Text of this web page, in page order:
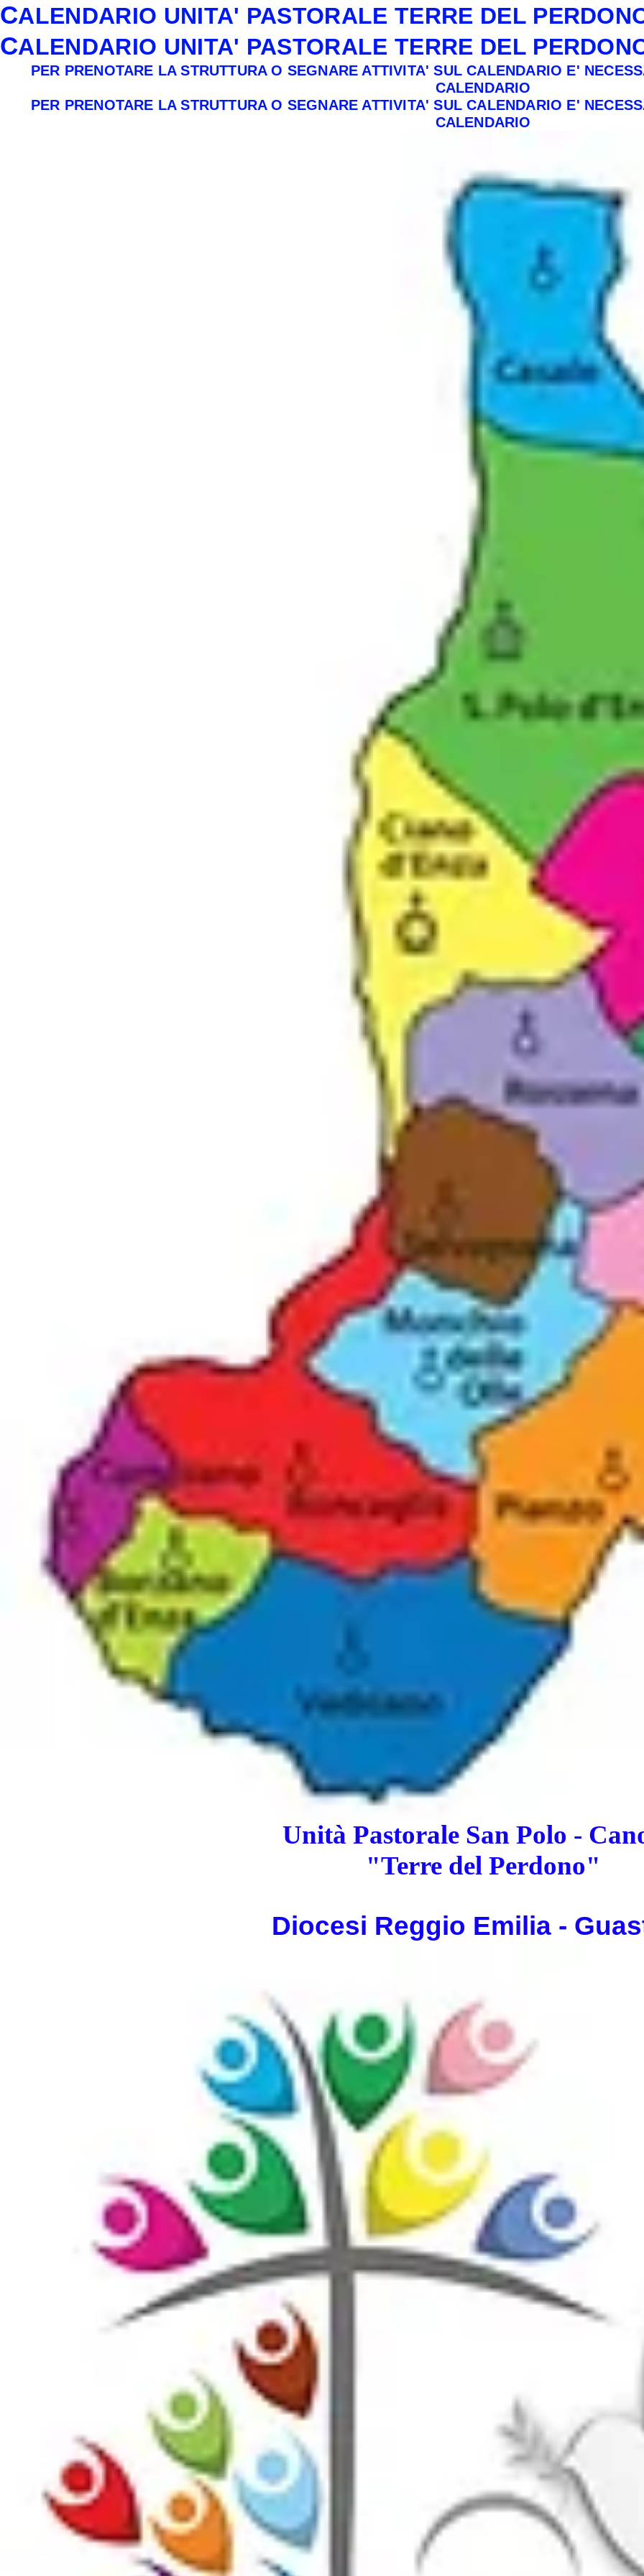
CALENDARIO UNITA' PASTORALE TERRE DEL
CALENDARIO UNITA' PASTORALE TERRE DEL
PER PRENOTARE LA STRUTTURA O SEGNARE ATTIVITA' SUL CALENDARIO E'
CALENDARIO
PER PRENOTARE LA STRUTTURA O SEGNARE ATTIVITA' SUL CALENDARIO E'
CALENDARIO
Unità Pastorale San Polo -
"Terre del Perdono"
Diocesi Reggio Emilia -